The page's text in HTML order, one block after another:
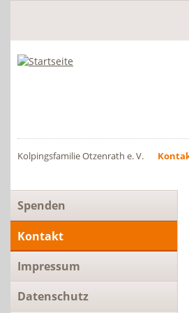
Kolpingsfamilie Otzenrath e. V.
Navigation
überspringen
Spenden
Kontakt
Impressum
Datenschutz